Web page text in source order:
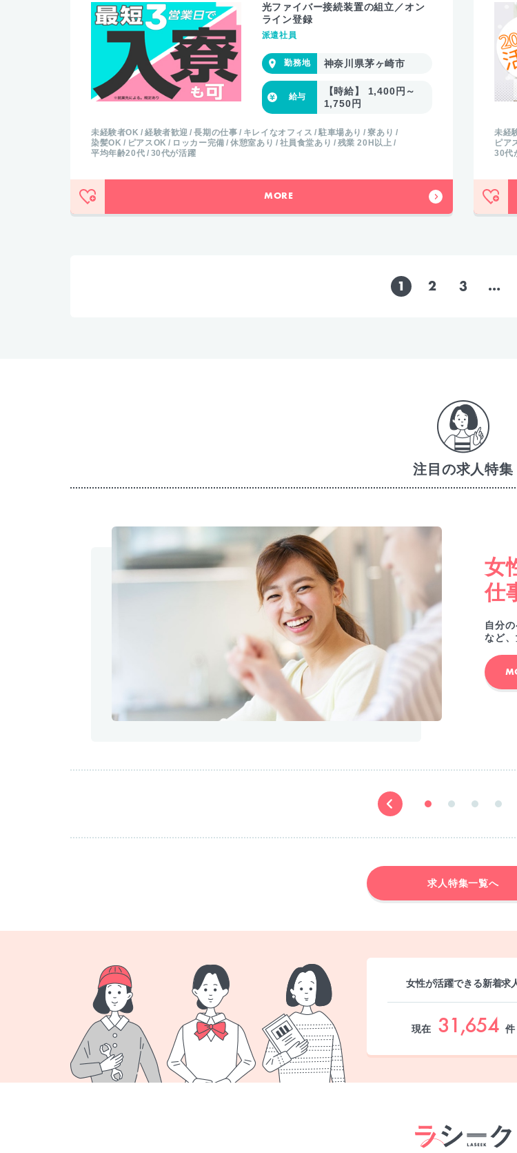
光ファイバー接続装置の組立／オン
ライン登録
派遣社員
神奈川県茅ヶ崎市
【時給】 1,400円～
1,750円
未経験者OK 経験者歓迎 長期の仕事 キレイなオフィス 駐車場あり
寮あり
染髪OK
ピアスOK ロッカー完備 休憩室あり 社員食堂あり
残業 20H以上
平均年齢20代
30代が活躍
MORE
未経
ピア
30代
1 2 3 …
注目の求人特集
女
仕
自分
など、
求人特集一覧へ
女性が活躍できる新着求
現在 31,654 件